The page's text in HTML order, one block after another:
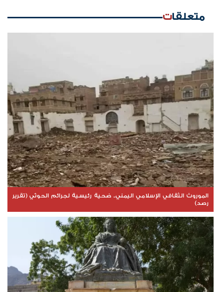
متعلقات
الموروث الثقافي الإسلامي اليمني.. ضحية رئيسية لجرائم الحوثي (تقرير
رصد)